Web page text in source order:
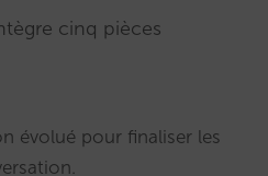
cinq pièces
évolué pour finaliser les